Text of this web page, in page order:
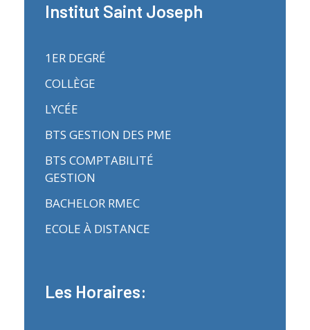
Institut Saint Joseph
1ER DEGRÉ
COLLÈGE
LYCÉE
BTS GESTION DES PME
BTS COMPTABILITÉ
GESTION
BACHELOR RMEC
ECOLE À DISTANCE
Les Horaires: